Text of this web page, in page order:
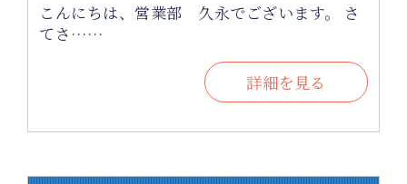
こんにちは、営業部 久永でございます。 さ
てさ……
詳細を見る